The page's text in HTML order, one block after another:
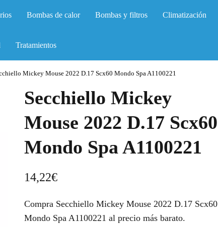
Bombas de calor Bombas y filtros Climatización
Tratamientos
Mickey Mouse 2022 D.17 Scx60 Mondo Spa A1100221
Secchiello Mickey
Mouse 2022 D.17 Scx60
Mondo Spa A1100221
14,22€
Compra Secchiello Mickey Mouse 2022 D.17 Scx60
Mondo Spa A1100221 al precio más barato.